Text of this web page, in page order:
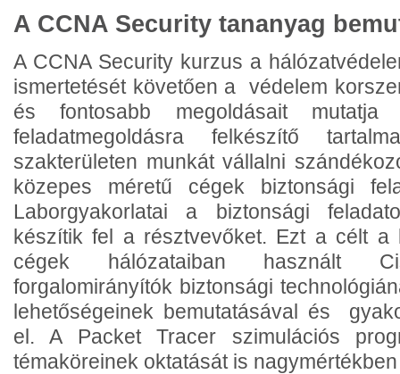
A CCNA Security tananyag
A CCNA Security kurzus a
ismertetését követően a védelem
és fontosabb megoldásait mutatja
feladatmegoldásra felkészítő
szakterületen munkát vállalni
közepes méretű cégek biztonsági
Laborgyakorlatai a biztonsági
készítik fel a résztvevőket. Ezt a célt a
cégek hálózataiban használt
forgalomirányítók biztonsági
lehetőségeinek bemutatásával és
el. A Packet Tracer szimulációs
témaköreinek oktatását is